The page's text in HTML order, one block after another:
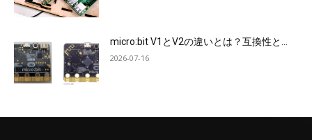
micro:bit V1とV2の違いとは？互換性と...
2026-07-16